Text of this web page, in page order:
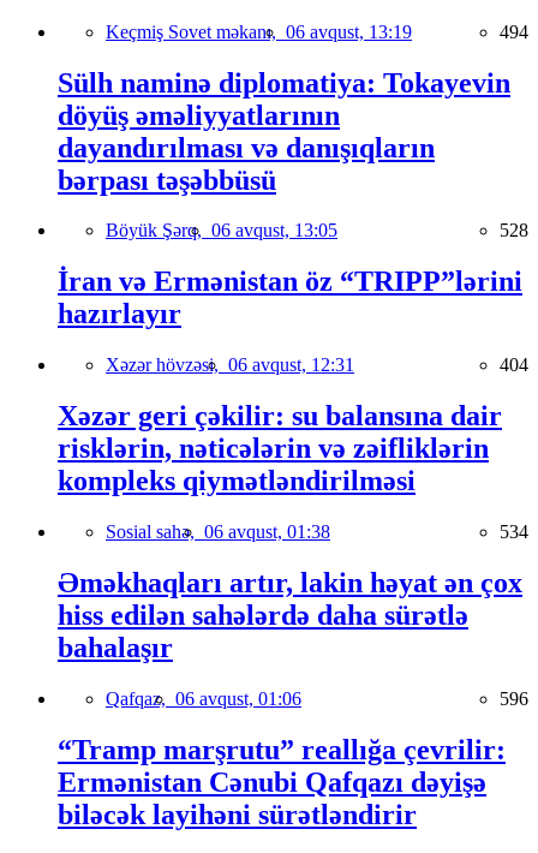
Keçmiş Sovet məkanı, 06 avqust, 13:19 494
Sülh naminə diplomatiya: Tokayevin
döyüş əməliyyatlarının
dayandırılması və danışıqların
bərpası təşəbbüsü
Böyük Şərq, 06 avqust, 13:05 528
İran və Ermənistan öz “TRIPP”lərini
hazırlayır
Xəzər hövzəsi, 06 avqust, 12:31 404
Xəzər geri çəkilir: su balansına dair
risklərin, nəticələrin və zəifliklərin
kompleks qiymətləndirilməsi
Sosial sahə, 06 avqust, 01:38 534
Əməkhaqları artır, lakin həyat ən çox
hiss edilən sahələrdə daha sürətlə
bahalaşır
Qafqaz, 06 avqust, 01:06 596
“Tramp marşrutu” reallığa çevrilir:
Ermənistan Cənubi Qafqazı dəyişə
biləcək layihəni sürətləndirir